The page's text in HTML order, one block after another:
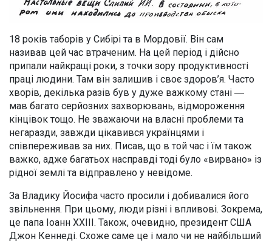
18 років таборів у Сибірі та в Мордовії. Він сам
називав цей час втраченим. На цей період і дійсно
припали найкращі роки, з точки зору продуктивності
праці людини. Там він залишив і своє здоров’я. Часто
хворів, декілька разів був у дуже важкому стані ―
мав багато серйозних захворювань, відмороження
кінцівок тощо. Не зважаючи на власні проблеми та
негаразди, завжди цікавився українцями і
співпереживав за них. Писав, що в той час і їм також
важко, адже багатьох насправді тоді було «вирвано» із
рідної землі та відправлено у невідоме.
За Владику Йосифа часто просили і добивалися його
звільнення. При цьому, люди різні і впливові. Зокрема,
це папа Іоанн ХХІІІ. Також, очевидно, президент США
Джон Кеннеді. Схоже саме це і мало чи не найбільший